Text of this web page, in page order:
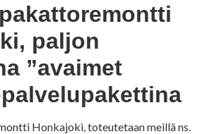
paljon
”avaimet
Honkajoki, toteutetaan meillä ns.